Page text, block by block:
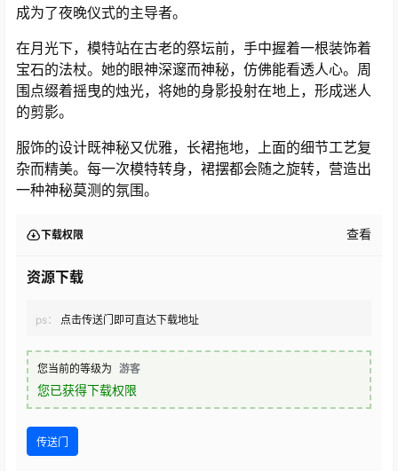
成为了夜晚仪式的主导者。
在月光下，模特站在古老的祭坛前，手中握着一根装饰着
宝石的法杖。她的眼神深邃而神秘，仿佛能看透人心。周
围点缀着摇曳的烛光，将她的身影投射在地上，形成迷人
的剪影。
服饰的设计既神秘又优雅，长裙拖地，上面的细节工艺复
杂而精美。每一次模特转身，裙摆都会随之旋转，营造出
一种神秘莫测的氛围。
下载权限 查看
资源下载
ps： 点击传送门即可直达下载地址
您当前的等级为 游客
您已获得下载权限
传送门